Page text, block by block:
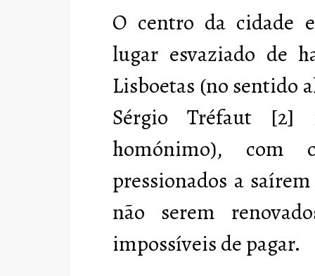
O centro da cidade
lugar esvaziado de
Lisboetas (no sentido
Sérgio Tréfaut [2]
homónimo), com
pressionados a
não serem
impossíveis de pagar.